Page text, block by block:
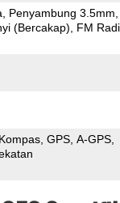
Penyambung 3.5mm
(Bercakap)
FM
Kompas GPS A-GPS